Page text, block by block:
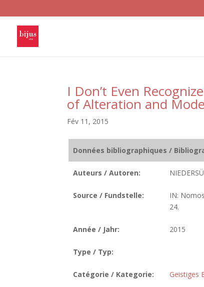
I Don’t Even
of Alteration and
Fév 11, 2015
Données bibliographiques /
Auteurs / Autoren:
Source / Fundstelle:
IN:
24.
Année / Jahr: 2015
Type / Typ:
Catégorie / Kategorie: Geistiges